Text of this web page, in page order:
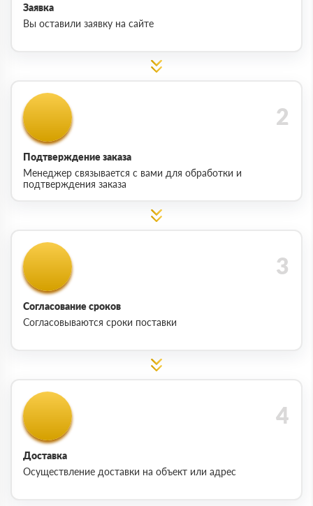
Заявка
Вы оставили заявку на сайте
Подтверждение заказа
Менеджер связывается с вами для обработки и
подтверждения заказа
Согласование сроков
Согласовываются сроки поставки
Доставка
Осуществление доставки на объект или адрес